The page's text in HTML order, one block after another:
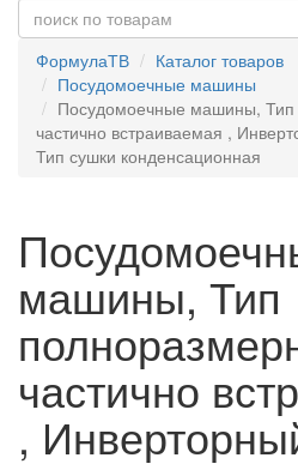
ФормулаТВ
Каталог товаров
Посудомоечные машины
Посудомоечные машины,
частично встраиваемая ,
Тип сушки конденсационная
машины, Тип
частично
,